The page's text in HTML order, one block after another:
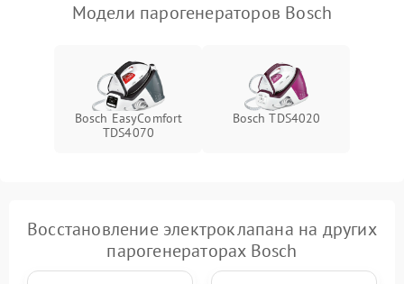
Модели парогенераторов Bosch
Bosch EasyComfort
TDS4070
Bosch TDS4020
Восстановление электроклапана на других
парогенераторах Bosch